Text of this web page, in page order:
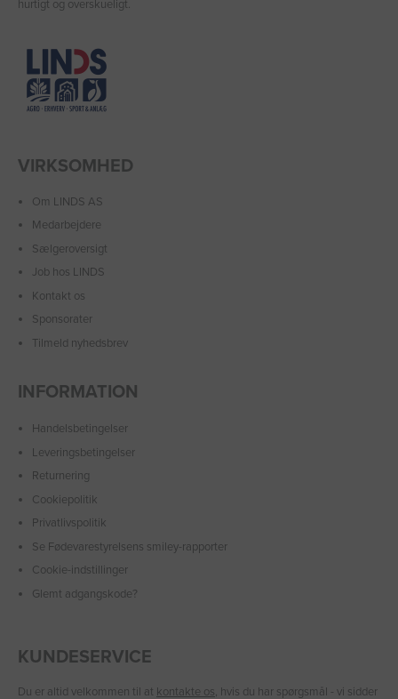
hurtigt og overskueligt.
VIRKSOMHED
Om LINDS AS
Medarbejdere
Sælgeroversigt
Job hos LINDS
Kontakt os
Sponsorater
Tilmeld nyhedsbrev
INFORMATION
Handelsbetingelser
Leveringsbetingelser
Returnering
Cookiepolitik
Privatlivspolitik
Se Fødevarestyrelsens smiley-rapporter
Cookie-indstillinger
Glemt adgangskode?
KUNDESERVICE
Du er altid velkommen til at kontakte os, hvis du har spørgsmål - vi sidder